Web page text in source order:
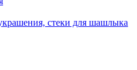
стеки для шашлыка